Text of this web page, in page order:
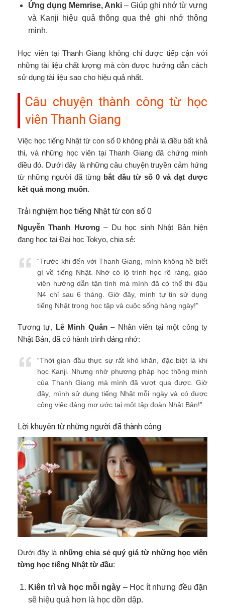
Ứng dụng Memrise, Anki– Giúp ghi nhớ từ vựng
và Kanji hiệu quả thông qua thẻ ghi nhớ thông
minh.
Học viên tại Thanh Giang không chỉ được tiếp cận với
những tài liệu chất lượng mà còn được hướng dẫn cách
sử dụng tài liệu sao cho hiệu quả nhất.
Câu chuyện thành công từ học
viên Thanh Giang
Việc học tiếng Nhật từ con số 0 không phải là điều bất khả
thi, và những học viên tại Thanh Giang đã chứng minh
điều đó. Dưới đây là những câu chuyện truyền cảm hứng
từ những người đã từng bắt đầu từ số 0 và đạt được
kết quả mong muốn.
Trải nghiệm học tiếng Nhật từ con số 0
Nguyễn Thanh Hương– Du học sinh Nhật Bản hiện
đang học tại Đại học Tokyo, chia sẻ:
“Trước khi đến với Thanh Giang, mình không hề biết
gì về tiếng Nhật. Nhờ có lộ trình học rõ ràng, giáo
viên hướng dẫn tận tình mà mình đã có thể thi đậu
N4 chỉ sau 6 tháng. Giờ đây, mình tự tin sử dụng
tiếng Nhật trong học tập và cuộc sống hàng ngày!”
Tương tự, Lê Minh Quân– Nhân viên tại một công ty
Nhật Bản, đã có hành trình đáng nhớ:
“Thời gian đầu thực sự rất khó khăn, đặc biệt là khi
học Kanji. Nhưng nhờ phương pháp học thông minh
của Thanh Giang mà mình đã vượt qua được. Giờ
đây, mình sử dụng tiếng Nhật mỗi ngày và có được
công việc đáng mơ ước tại một tập đoàn Nhật Bản!”
Lời khuyên từ những người đã thành công
Dưới đây là những chia sẻ quý giá từ những học viên
từng học tiếng Nhật từ đầu:
Kiên trì và học mỗi ngày – Học ít nhưng đều đặn
sẽ hiệu quả hơn là học dồn dập.